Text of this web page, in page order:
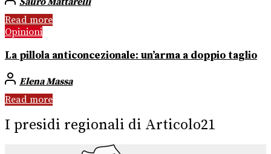
Read more
Opinioni
La pillola anticoncezionale: un’arma a doppio taglio
Elena Massa
Read more
I presidi regionali di Articolo21